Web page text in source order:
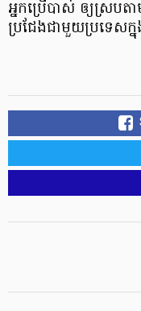
អ្នក​​ប្រើបាស់​ ឲ្យ​ស្រប​ត
ប្រជែង​​ជាមួយ​​ប្រទេស​​ក្